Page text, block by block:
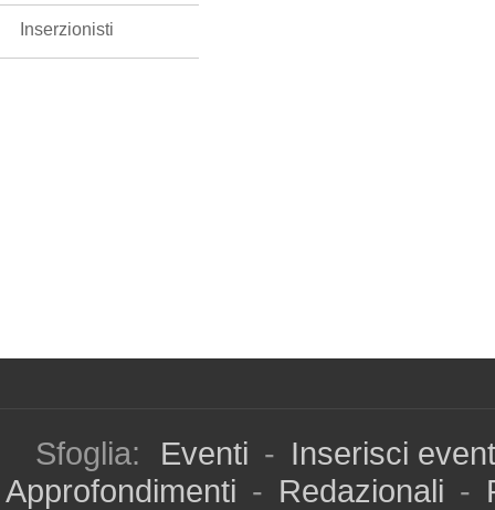
Inserzionisti
Sfoglia: Eventi - Inserisci
Approfondimenti - Redazionali -